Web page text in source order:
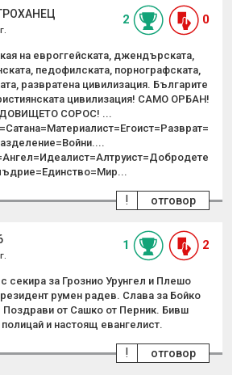
2 0
на евроггейската, джендърската,
педофилската, порнографската,
развратена цивилизация. Българите
цивилизация! САМО ОРБАН!
СОРОС! ...
отговор
!
1 2
секира за Грознио Урунгел и Плешо
румен радев. Слава за Бойко
Поздрави от Сашко от Перник. Бивш
полицай и настоящ евангелист.
отговор
!